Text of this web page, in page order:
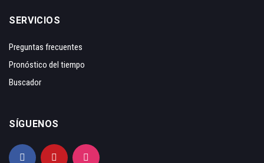
SERVICIOS
Preguntas frecuentes
Pronóstico del tiempo
Buscador
SÍGUENOS